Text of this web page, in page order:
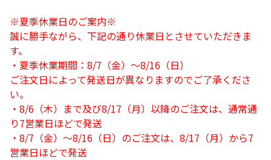
※夏季休業日のご案内※
誠に勝手ながら、下記の通り休業日とさせていただきま
す。
・夏季休業期間：8/7（金）～8/16（日）
ご注文日によって発送日が異なりますのでご了承くださ
い。
・8/6（木）まで及び8/17（月）以降のご注文は、通常通
り7営業日ほどで発送
・8/7（金）～8/16（日）のご注文は、8/17（月）から7
営業日ほどで発送